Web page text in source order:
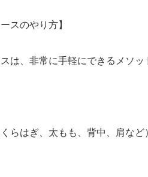
スのやり方】
は、非常に手軽にできるメソ
らはぎ、太もも、背中、肩など